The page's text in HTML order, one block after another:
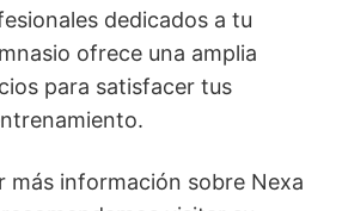
dedicados a tu
ofrece una amplia
para satisfacer tus
más información sobre Nexa